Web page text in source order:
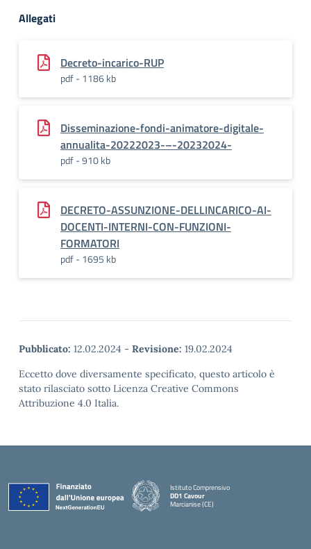
Allegati
Decreto-incarico-RUP
pdf - 1186 kb
Disseminazione-fondi-animatore-digitale-
annualita-20222023-–-20232024-
pdf - 910 kb
DECRETO-ASSUNZIONE-DELLINCARICO-AI-
DOCENTI-INTERNI-CON-FUNZIONI-
FORMATORI
pdf - 1695 kb
Pubblicato: 12.02.2024 - Revisione: 19.02.2024
Eccetto dove diversamente specificato, questo articolo è
stato rilasciato sotto Licenza Creative Commons
Attribuzione 4.0 Italia.
Istituto Comprensivo
DD1 Cavour
Marcianise (CE)